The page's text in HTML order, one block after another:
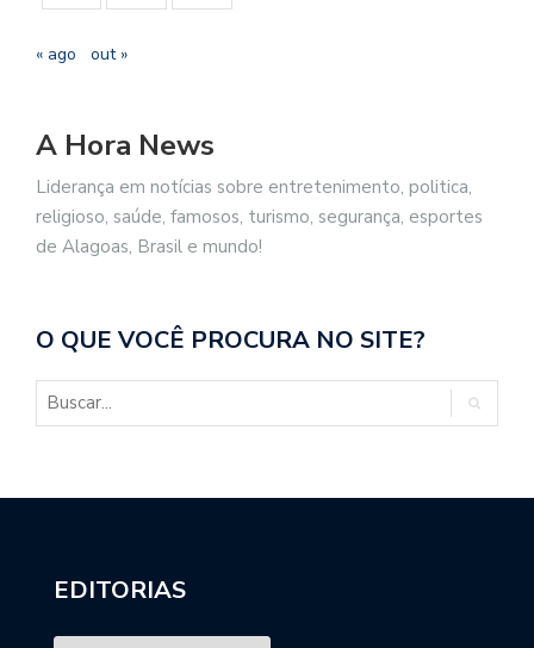
« ago out »
A Hora News
Liderança em notícias sobre entretenimento, politica,
religioso, saúde, famosos, turismo, segurança, esportes
de Alagoas, Brasil e mundo!
O QUE VOCÊ PROCURA NO SITE?
EDITORIAS